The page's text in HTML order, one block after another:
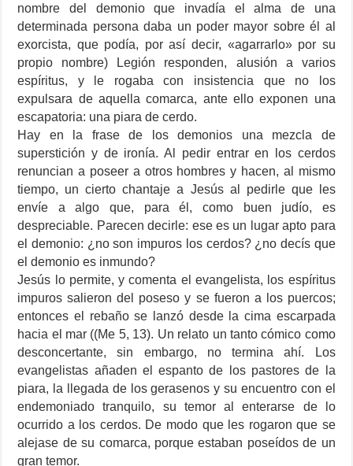
nombre del demonio que invadía el alma de una
determinada persona daba un poder mayor sobre él al
exorcista, que podía, por así decir, «agarrarlo» por su
propio nombre) Legión responden, alusión a varios
espíritus, y le rogaba con insistencia que no los
expulsara de aquella comarca, ante ello exponen una
escapatoria: una piara de cerdo.
Hay en la frase de los demonios una mezcla de
superstición y de ironía. Al pedir entrar en los cerdos
renuncian a poseer a otros hombres y hacen, al mismo
tiempo, un cierto chantaje a Jesús al pedirle que les
envíe a algo que, para él, como buen judío, es
despreciable. Parecen decirle: ese es un lugar apto para
el demonio: ¿no son impuros los cerdos? ¿no decís que
el demonio es inmundo?
Jesús lo permite, y comenta el evangelista, los espíritus
impuros salieron del poseso y se fueron a los puercos;
entonces el rebaño se lanzó desde la cima escarpada
hacia el mar ((Me 5, 13). Un relato un tanto cómico como
desconcertante, sin embargo, no termina ahí. Los
evangelistas añaden el espanto de los pastores de la
piara, la llegada de los gerasenos y su encuentro con el
endemoniado tranquilo, su temor al enterarse de lo
ocurrido a los cerdos. De modo que les rogaron que se
alejase de su comarca, porque estaban poseídos de un
gran temor.